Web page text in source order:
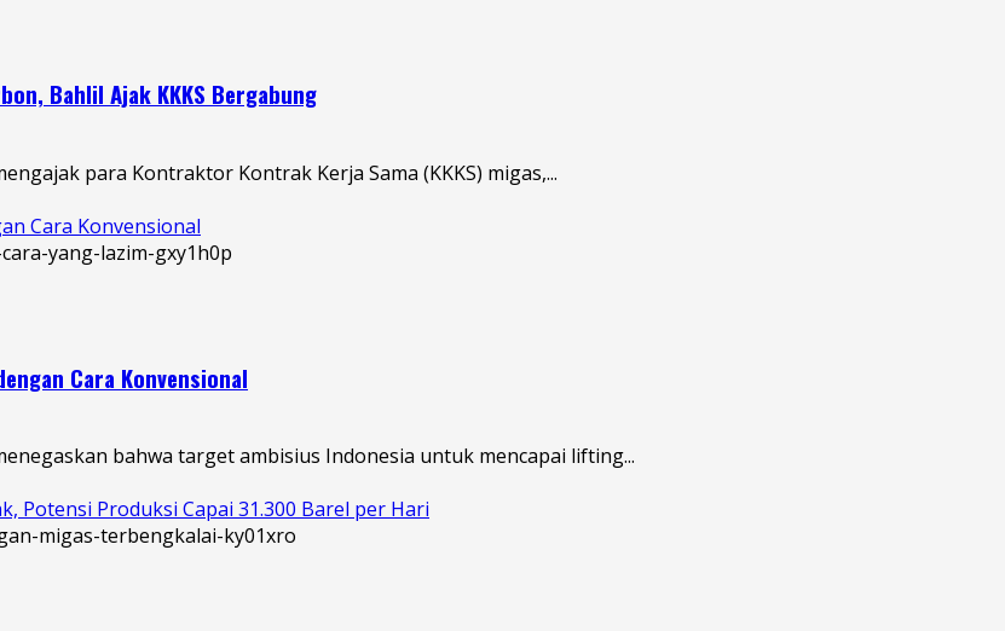
Bahlil Ajak KKKS Bergabung
para Kontraktor Kontrak Kerja Sama (KKKS) migas,...
Cara Konvensional
Cara Konvensional
bahwa target ambisius Indonesia untuk mencapai lifting...
Potensi Produksi Capai 31.300 Barel per Hari